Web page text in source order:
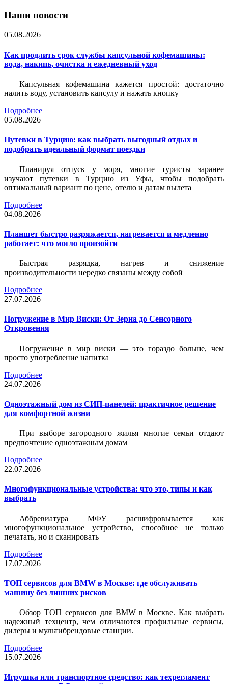
Наши новости
05.08.2026
Как продлить срок службы капсульной кофемашины:
вода, накипь, очистка и ежедневный уход
Капсульная кофемашина кажется простой: достаточно
налить воду, установить капсулу и нажать кнопку
Подробнее
05.08.2026
Путевки в Турцию: как выбрать выгодный отдых и
подобрать идеальный формат поездки
Планируя отпуск у моря, многие туристы заранее
изучают путевки в Турцию из Уфы, чтобы подобрать
оптимальный вариант по цене, отелю и датам вылета
Подробнее
04.08.2026
Планшет быстро разряжается, нагревается и медленно
работает: что могло произойти
Быстрая разрядка, нагрев и снижение
производительности нередко связаны между собой
Подробнее
27.07.2026
Погружение в Мир Виски: От Зерна до Сенсорного
Откровения
Погружение в мир виски — это гораздо больше, чем
просто употребление напитка
Подробнее
24.07.2026
Одноэтажный дом из СИП-панелей: практичное решение
для комфортной жизни
При выборе загородного жилья многие семьи отдают
предпочтение одноэтажным домам
Подробнее
22.07.2026
Многофункциональные устройства: что это, типы и как
выбрать
Аббревиатура МФУ расшифровывается как
многофункциональное устройство, способное не только
печатать, но и сканировать
Подробнее
17.07.2026
ТОП сервисов для BMW в Москве: где обслуживать
машину без лишних рисков
Обзор ТОП сервисов для BMW в Москве. Как выбрать
надежный техцентр, чем отличаются профильные сервисы,
дилеры и мультибрендовые станции.
Подробнее
15.07.2026
Игрушка или транспортное средство: как техрегламент